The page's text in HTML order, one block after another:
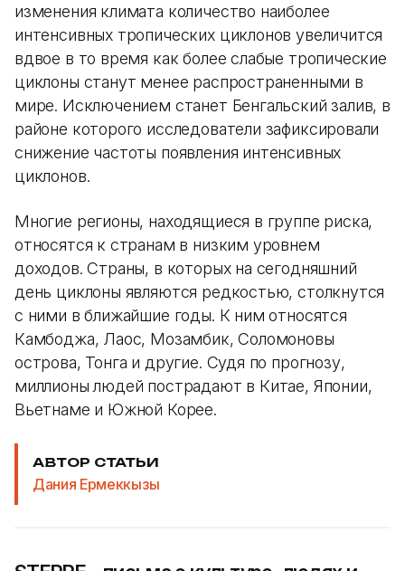
изменения климата количество наиболее
интенсивных тропических циклонов увеличится
вдвое в то время как более слабые тропические
циклоны станут менее распространенными в
мире. Исключением станет Бенгальский залив, в
районе которого исследователи зафиксировали
снижение частоты появления интенсивных
циклонов.
Многие регионы, находящиеся в группе риска,
относятся к странам в низким уровнем
доходов. Страны, в которых на сегодняшний
день циклоны являются редкостью, столкнутся
с ними в ближайшие годы. К ним относятся
Камбоджа, Лаос, Мозамбик, Соломоновы
острова, Тонга и другие. Судя по прогнозу,
миллионы людей пострадают в Китае, Японии,
Вьетнаме и Южной Корее.
АВТОР СТАТЬИ
Дания Ермеккызы